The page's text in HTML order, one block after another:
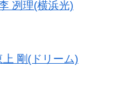
冽理(横浜光)
上 剛(ドリーム)